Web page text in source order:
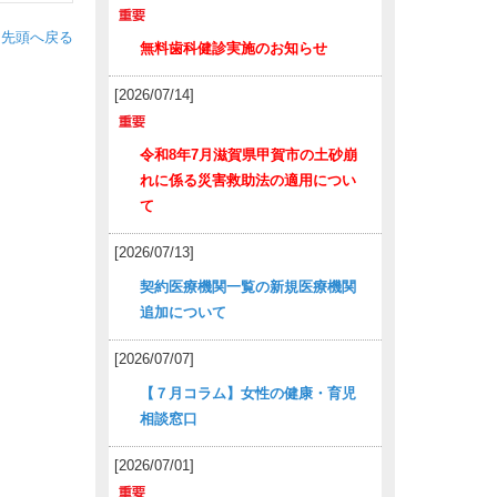
頭へ戻る
無料歯科健診実施のお知らせ
[2026/07/14]
令和8年7月滋賀県甲賀市の土砂崩
れに係る災害救助法の適用につい
て
[2026/07/13]
契約医療機関一覧の新規医療機関
追加について
[2026/07/07]
【７月コラム】女性の健康・育児
相談窓口
[2026/07/01]